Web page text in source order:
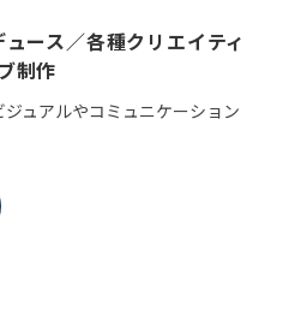
ース／各種クリエイティ
制作
ュアルやコミュニケーション